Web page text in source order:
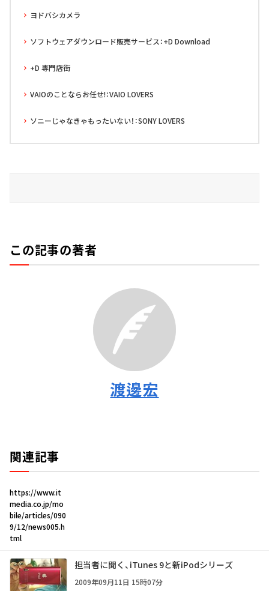
ヨドバシカメラ
ソフトウェアダウンロード販売サービス：+D Download
+D 専門店街
VAIOのことならお任せ!：VAIO LOVERS
ソニーじゃなきゃもったいない！：SONY LOVERS
この記事の著者
渡邊宏
関連記事
https://www.it
media.co.jp/mo
bile/articles/090
9/12/news005.h
tml
担当者に聞く、iTunes 9と新iPodシリーズ
2009年09月11日 15時07分